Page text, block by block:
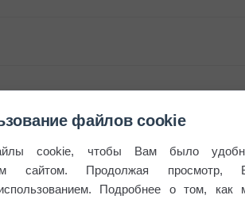
файлов cookie
cookie, чтобы Вам было
сайтом. Продолжая просмотр,
Подробнее о том, как